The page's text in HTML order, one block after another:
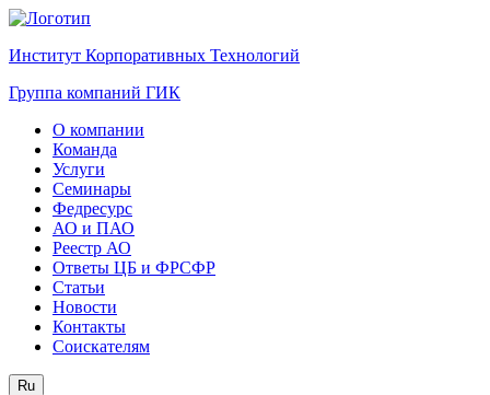
Институт Корпоративных Технологий
Группа компаний ГИК
О компании
Команда
Услуги
Семинары
Федресурс
АО и ПАО
Реестр АО
Ответы ЦБ и ФРСФР
Статьи
Новости
Контакты
Соискателям
Ru